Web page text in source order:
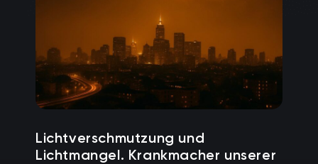
Lichtverschmutzung und
Lichtmangel. Krankmacher unserer